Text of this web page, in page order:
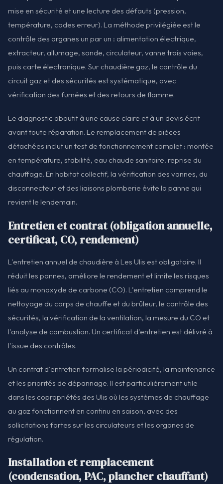
mise en sécurité et une lecture des défauts (pression,
température, codes erreur). La méthode privilégiée est le
contrôle des organes un par un : alimentation électrique,
extracteur, allumage, sonde, circulateur, vanne trois voies,
puis carte électronique. Sur chaudière gaz, le contrôle du
circuit gaz et des sécurités est systématique, avec
vérification des fumées et des retours de flamme.
Le diagnostic aboutit à une cause claire et à un devis écrit
avant toute réparation. Le remplacement de pièces
détachées inclut un test de fonctionnement complet : montée
en température, stabilité, eau chaude sanitaire, reprise du
chauffage. En habitat collectif, la vérification des vannes, du
disconnecteur et des liaisons plomberie évite la panne qui
revient le lendemain.
Entretien et contrat (obligation annuelle,
certificat, CO, rendement)
L'entretien annuel de chaudière à Les Ulis est obligatoire. Il
réduit les pannes, améliore le rendement et limite les risques
liés au monoxyde de carbone (CO). L'entretien comprend le
nettoyage du corps de chauffe et du brûleur, le contrôle des
sécurités, la vérification de la ventilation, la mesure du CO et
l'analyse de combustion. Un certificat d'entretien est délivré à
l'issue des contrôles.
Un contrat d'entretien formalise la périodicité, la maintenance
et les priorités de dépannage. Il est particulièrement utile
dans les copropriétés des Ulis où les systèmes de chauffage
au gaz fonctionnent en continu en saison, avec des
sollicitations fortes sur les circulateurs et les organes de
régulation.
Installation et remplacement
(condensation, PAC, plancher chauffant)